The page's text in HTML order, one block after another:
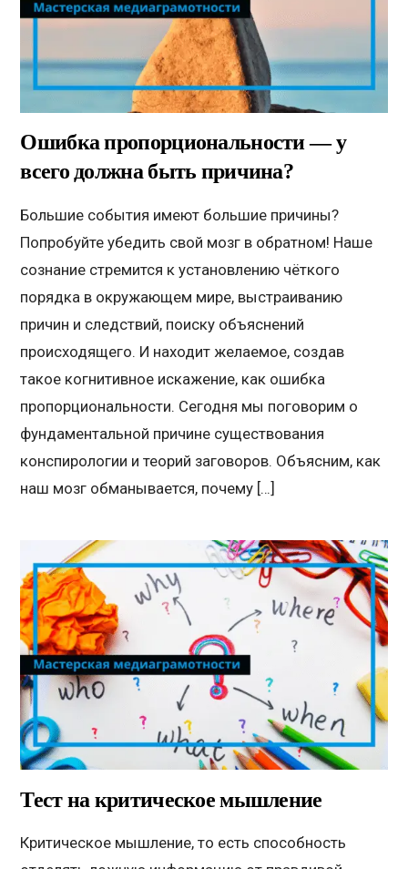
Ошибка пропорциональности — у
всего должна быть причина?
Большие события имеют большие причины?
Попробуйте убедить свой мозг в обратном! Наше
сознание стремится к установлению чёткого
порядка в окружающем мире, выстраиванию
причин и следствий, поиску объяснений
происходящего. И находит желаемое, создав
такое когнитивное искажение, как ошибка
пропорциональности. Сегодня мы поговорим о
фундаментальной причине существования
конспирологии и теорий заговоров. Объясним, как
наш мозг обманывается, почему […]
Тест на критическое мышление
Критическое мышление, то есть способность